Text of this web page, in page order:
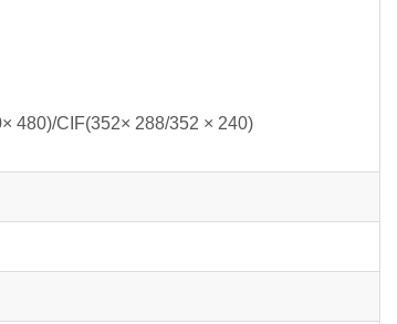
480)/CIF(352× 288/352 × 240)